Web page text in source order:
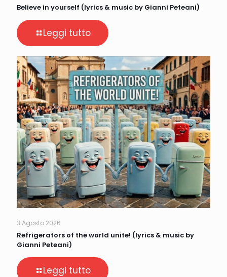
Believe in yourself (lyrics & music by Gianni Peteani)
Leggi tutto
3 Agosto 2026
Refrigerators of the world unite! (lyrics & music by
Gianni Peteani)
Leggi tutto